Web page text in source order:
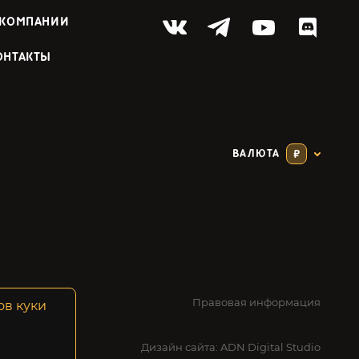
ВАЛЮТА ₽
Правовая информация
Дизайн сайта: ADN Digital Studio
куки